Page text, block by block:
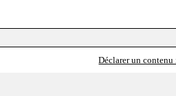
Déclarer un